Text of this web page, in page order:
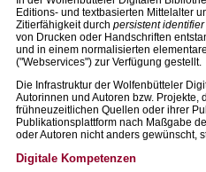
Editions- und textbasierten Mittelalter
Zitierfähigkeit durch persistent identifier
von Drucken oder Handschriften
und in einem normalisierten
("Webservices") zur Verfügung gestellt.
Die Infrastruktur der Wolfenbütteler
Autorinnen und Autoren bzw.
frühneuzeitlichen Quellen oder ihrer
Publikationsplattform nach Maßgabe
oder Autoren nicht anders gewünscht,
Digitale Kompetenzen